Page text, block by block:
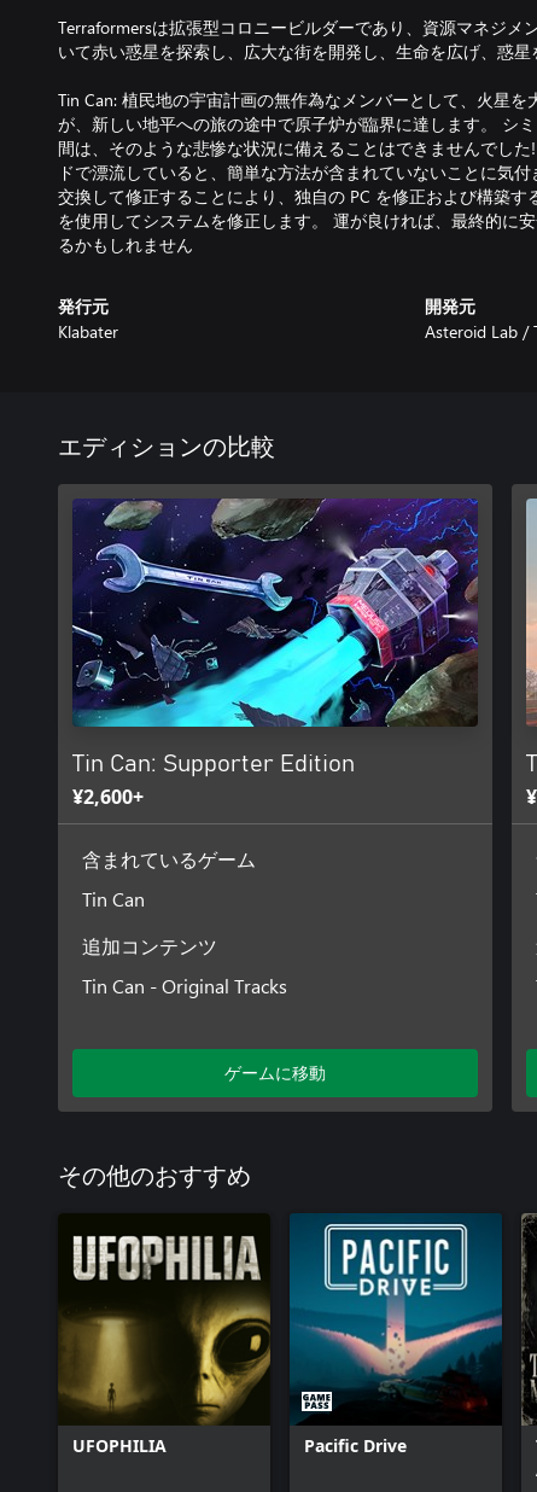
Terraformersは拡張型コロニービルダーであり、資源マネジメ
いて赤い惑星を探索し、広大な街を開発し、生命を広げ、惑星
Tin Can: 植民地の宇宙計画の無作為なメンバーとして、火星
が、新しい地平への旅の途中で原子炉が臨界に達します。 シ
間は、そのような悲惨な状況に備えることはできませんでした
ドで漂流していると、簡単な方法が含まれていないことに気
交換して修正することにより、独自の PC を修正および構築
を使用してシステムを修正します。 運が良ければ、最終的に
るかもしれません
発行元
Klabater
開発元
Asteroid Lab /
エディションの比較
Tin Can: Supporter Edition
¥2,600+
含まれているゲーム
Tin Can
追加コンテンツ
Tin Can - Original Tracks
ゲームに移動
その他のおすすめ
UFOPHILIA Pacific Drive